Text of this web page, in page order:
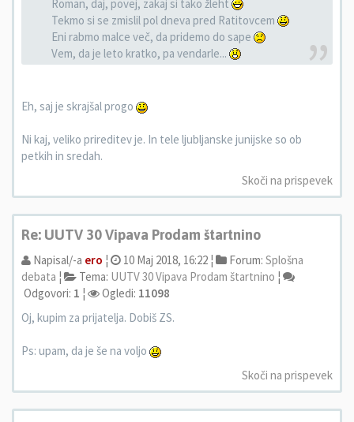
Roman, daj, povej, zakaj si tako žleht
Tekmo si se zmislil pol dneva pred Ratitovcem
Eni rabmo malce več, da pridemo do sape
Vem, da je leto kratko, pa vendarle...
Eh, saj je skrajšal progo
Ni kaj, veliko prireditev je. In tele ljubljanske junijske so ob
petkih in sredah.
Skoči na prispevek
Re: UUTV 30 Vipava Prodam štartnino
Napisal/-a ero ¦ 10 Maj 2018, 16:22 ¦ Forum: Splošna
debata ¦ Tema: UUTV 30 Vipava Prodam štartnino ¦
Odgovori: 1 ¦ Ogledi: 11098
Oj, kupim za prijatelja. Dobiš ZS.
Ps: upam, da je še na voljo
Skoči na prispevek